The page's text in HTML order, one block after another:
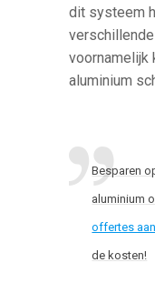
dit systeem
voornamelijk
aluminium
Besparen
aluminium
offertes
de kosten!